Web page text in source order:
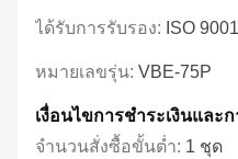
ได้รับการรับรอง: ISO 9001
หมายเลขรุ่น: VBE-75P
เงื่อนไขการชําระเงินและ
จำนวนสั่งซื้อขั้นต่ำ: 1 ชุด